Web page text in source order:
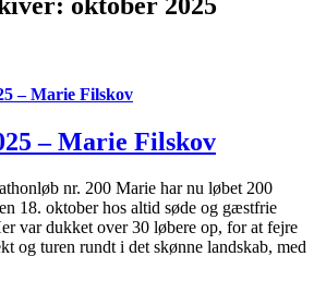
– Marie Filskov
– Marie Filskov
nr. 200 Marie har nu løbet 200
18. oktober hos altid søde og gæstfrie
var dukket over 30 løbere op, for at fejre
og turen rundt i det skønne landskab, med